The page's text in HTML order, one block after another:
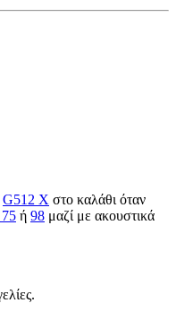
G512 X στο καλάθι όταν
ή 98 μαζί με ακουστικά